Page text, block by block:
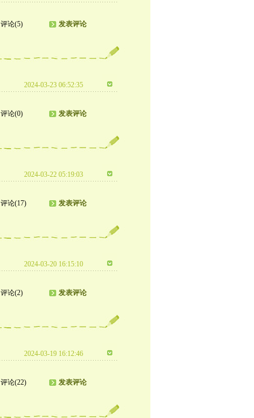
评论(5) 发表评论
2024-03-23 06:52:35
评论(0) 发表评论
2024-03-22 05:19:03
评论(17) 发表评论
2024-03-20 16:15:10
评论(2) 发表评论
2024-03-19 16:12:46
评论(22) 发表评论